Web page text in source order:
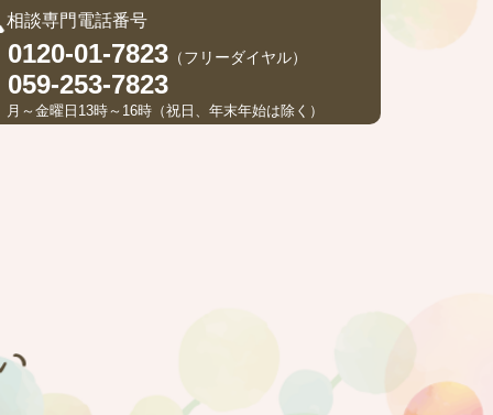
相談専門電話番号
0120-01-7823 （フリーダイヤル）
059-253-7823
月～金曜日13時～16時（祝日、年末年始は除く）